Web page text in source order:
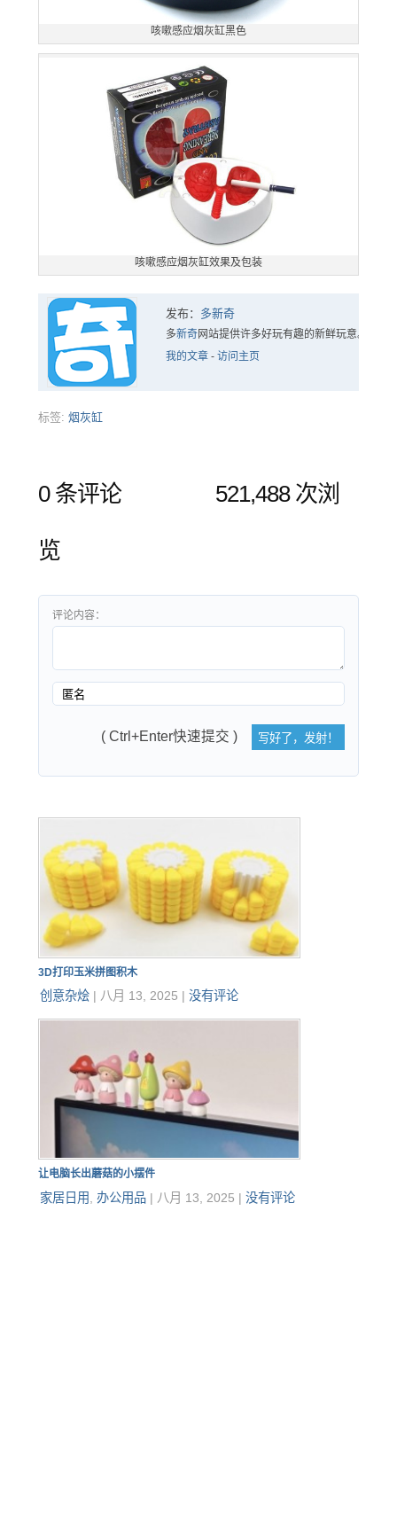
咳嗽感应烟灰缸黑色
咳嗽感应烟灰缸效果及包装
发布： 多新奇
多新奇网站提供许多好玩有趣的新鲜玩意。
我的文章- 访问主页
标签: 烟灰缸
0 条评论 521,488 次浏
览
评论内容：
( Ctrl+Enter快速提交 )
3D打印玉米拼图积木
创意杂烩| 八月 13, 2025 | 没有评论
让电脑长出蘑菇的小摆件
家居日用 办公用品| 八月 13, 2025 | 没有评论